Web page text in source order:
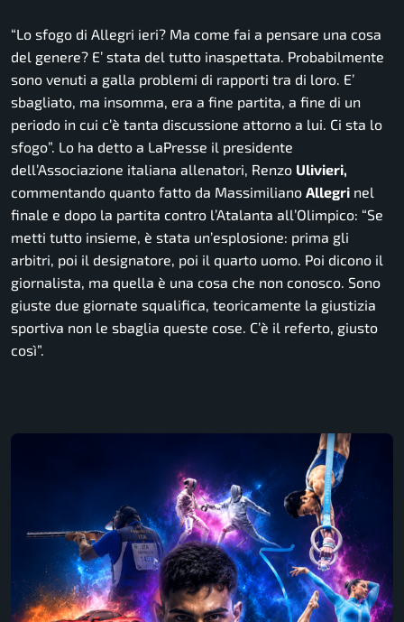
“Lo sfogo di Allegri ieri? Ma come fai a pensare una cosa
del genere? E’ stata del tutto inaspettata. Probabilmente
sono venuti a galla problemi di rapporti tra di loro. E’
sbagliato, ma insomma, era a fine partita, a fine di un
periodo in cui c’è tanta discussione attorno a lui. Ci sta lo
sfogo”. Lo ha detto a LaPresse il presidente
dell’Associazione italiana allenatori, Renzo Ulivieri,
commentando quanto fatto da Massimiliano Allegri nel
finale e dopo la partita contro l’Atalanta all’Olimpico: “Se
metti tutto insieme, è stata un’esplosione: prima gli
arbitri, poi il designatore, poi il quarto uomo. Poi dicono il
giornalista, ma quella è una cosa che non conosco. Sono
giuste due giornate squalifica, teoricamente la giustizia
sportiva non le sbaglia queste cose. C’è il referto, giusto
così”.